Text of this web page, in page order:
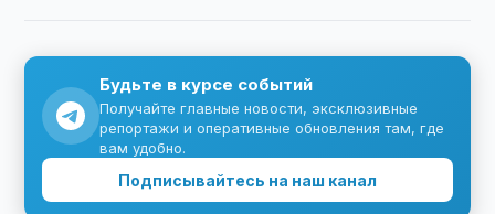
Будьте в курсе событий
Получайте главные новости, эксклюзивные
репортажи и оперативные обновления там, где
вам удобно.
Подписывайтесь на наш канал